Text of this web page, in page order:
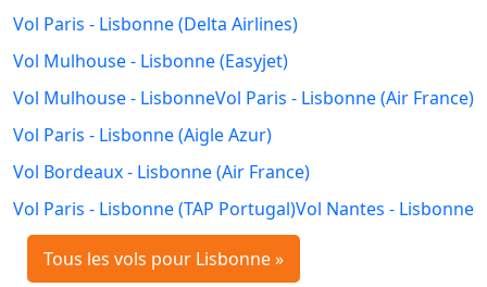
Vol Paris - Lisbonne (Delta Airlines)
Vol Mulhouse - Lisbonne (Easyjet)
Vol Mulhouse - LisbonneVol Paris - Lisbonne (Air France)
Vol Paris - Lisbonne (Aigle Azur)
Vol Bordeaux - Lisbonne (Air France)
Vol Paris - Lisbonne (TAP Portugal)Vol Nantes - Lisbonne
Tous les vols pour Lisbonne »